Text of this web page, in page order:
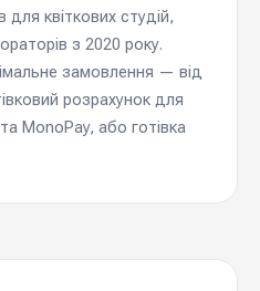
для квіткових студій,
з 2020 року.
замовлення — від
розрахунок для
MonoPay, або готівка